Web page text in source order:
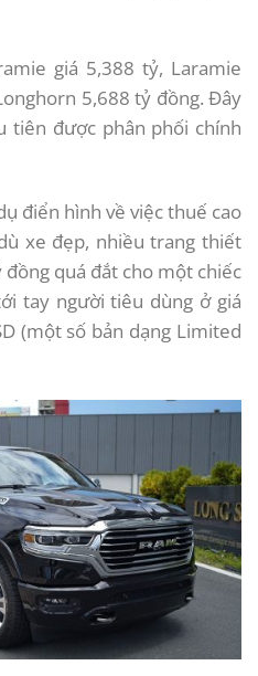
giá 5,388 tỷ, Laramie
5,688 tỷ đồng. Đây
tiên được phân phối chính
điển hình về việc thuế cao
xe đẹp, nhiều trang thiết
đồng quá đắt cho một chiếc
tay người tiêu dùng ở giá
(một số bản dạng Limited